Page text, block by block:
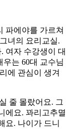
파에야를 가르쳐
녀의 요리교실.
여자 수강생이 대
는 60대 교수님
에 관심이 생겨
줄 몰랐어요. 그
에요. 꽈리고추멸
요. 나이가 드니